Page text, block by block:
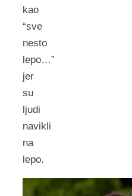
kao
“sve
nesto
lepo…”
jer
su
ljudi
navikli
na
lepo.